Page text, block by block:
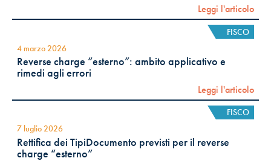
Leggi l'articolo
FISCO
4 marzo 2026
Reverse charge “esterno”: ambito applicativo e
rimedi agli errori
Leggi l'articolo
FISCO
7 luglio 2026
Rettifica dei TipiDocumento previsti per il reverse
charge “esterno”